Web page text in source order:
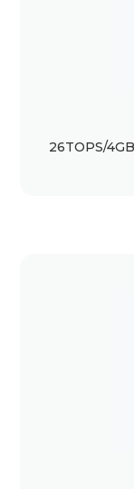
RK3568/1.0 TOPS، حتى 26TOPS/4GB RAM/16GB